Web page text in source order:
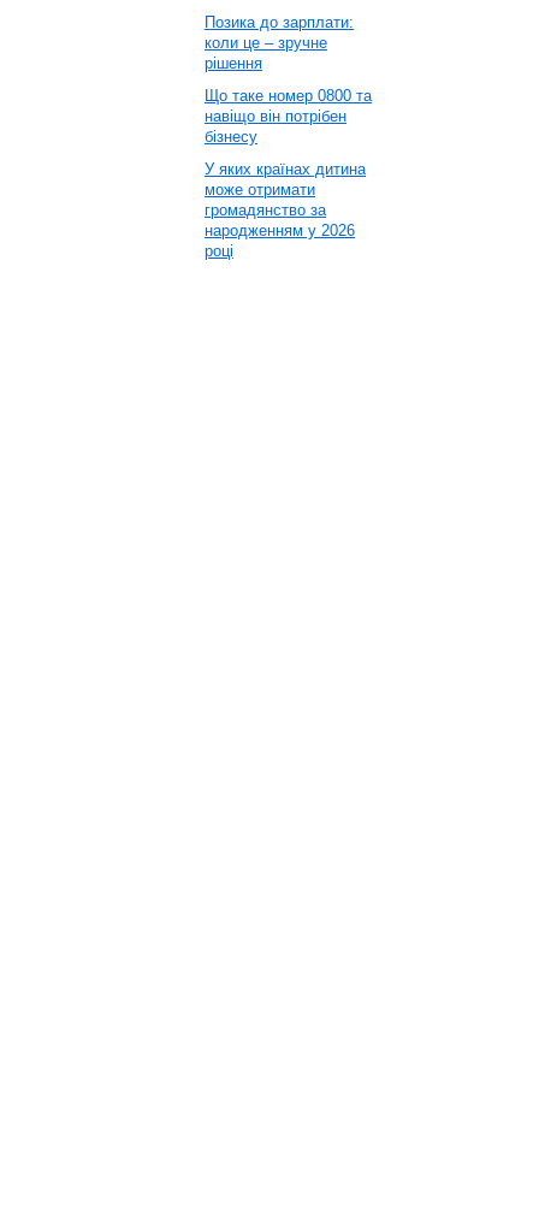
Позика до зарплати:
коли це – зручне
рішення
Що таке номер 0800 та
навіщо він потрібен
бізнесу
У яких країнах дитина
може отримати
громадянство за
народженням у 2026
році